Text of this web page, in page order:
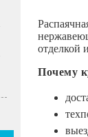
отделкой
Почему